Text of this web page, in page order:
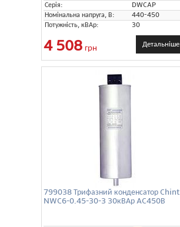
Серія:
DWCAP
Номінальна напруга, В:
440-450
Потужність, кВАр:
30
4 508 грн Детальніше
799038 Трифазний конденсатор Chint
NWC6-0.45-30-3 30кВАр AC450В